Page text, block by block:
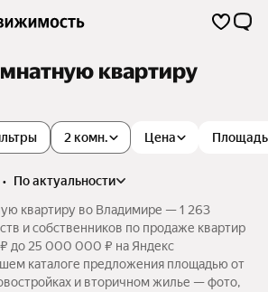
квартиру
2 комн. Цена Площадь
•
по актуальности
квартиру во Владимире — 1 263
и собственников по продаже квартир
до 25 000 000 ₽ на Яндекс
каталоге предложения площадью от
и вторичном жилье — фото,